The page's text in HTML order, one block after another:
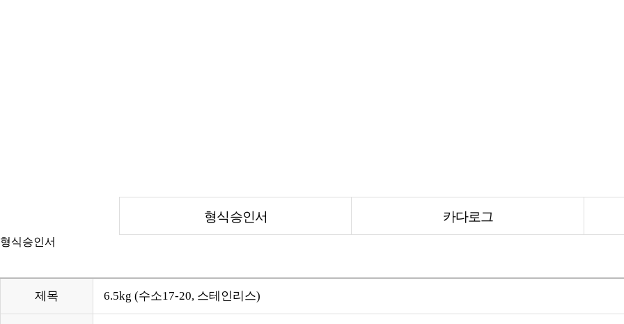
형식승인서 카다로그
형식승인서
제목 6.5kg (수소17-20, 스테인리스)